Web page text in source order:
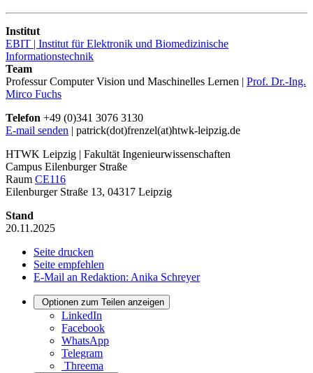
Institut
EBIT | Institut für Elektronik und Biomedizinische
Informationstechnik
Team
Professur Computer Vision und Maschinelles Lernen | Prof. Dr.-Ing.
Mirco Fuchs
Telefon +49 (0)341 3076 3130
E-mail senden | patrick(dot)frenzel(at)htwk-leipzig.de
HTWK Leipzig | Fakultät Ingenieurwissenschaften
Campus Eilenburger Straße
Raum CE116
Eilenburger Straße 13, 04317 Leipzig
Stand
20.11.2025
Seite drucken
Seite empfehlen
E-Mail an Redaktion: Anika Schreyer
Optionen zum Teilen anzeigen
LinkedIn
Facebook
WhatsApp
Telegram
Threema